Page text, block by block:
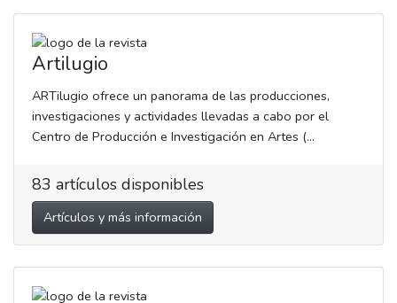
Artilugio
ARTilugio ofrece un panorama de las producciones,
investigaciones y actividades llevadas a cabo por el
Centro de Producción e Investigación en Artes (...
83 artículos disponibles
Artículos y más información